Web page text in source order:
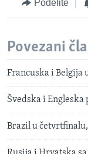
Podelite
Povezani
Francuska i Belgija
Švedska i
Brazil u